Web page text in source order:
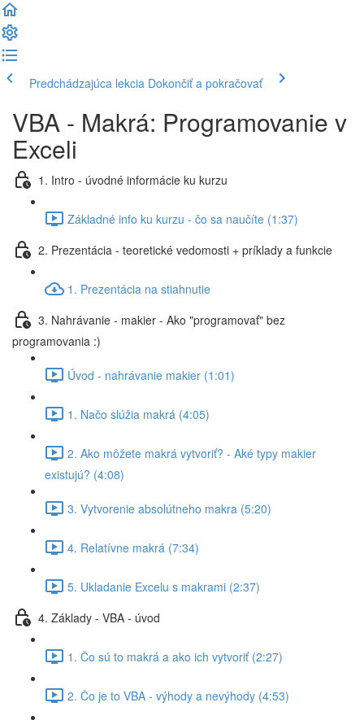
Predchádzajúca lekcia Dokončiť a pokračovať
VBA - Makrá: Programovanie v
Exceli
1. Intro - úvodné informácie ku kurzu
Základné info ku kurzu - čo sa naučíte (1:37)
2. Prezentácia - teoretické vedomosti + príklady a funkcie
1. Prezentácia na stiahnutie
3. Nahrávanie - makier - Ako "programovať" bez
programovania :)
Úvod - nahrávanie makier (1:01)
1. Načo slúžia makrá (4:05)
2. Ako môžete makrá vytvoriť? - Aké typy makier
existujú? (4:08)
3. Vytvorenie absolútneho makra (5:20)
4. Relatívne makrá (7:34)
5. Ukladanie Excelu s makrami (2:37)
4. Základy - VBA - úvod
1. Čo sú to makrá a ako ich vytvoriť (2:27)
2. Čo je to VBA - výhody a nevýhody (4:53)